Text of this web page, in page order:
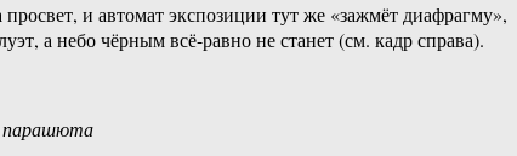
и автомат экспозиции тут же «зажмёт диафрагму»,
а небо чёрным всё-равно не станет (см. кадр справа).
парашюта